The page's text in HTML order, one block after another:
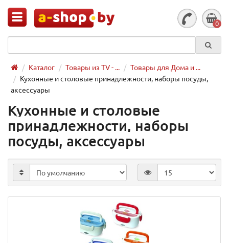
0
Каталог Товары из TV - ...
Товары для Дома и ...
Кухонные и столовые принадлежности, наборы посуды,
аксессуары
Кухонные и столовые
принадлежности, наборы
посуды, аксессуары